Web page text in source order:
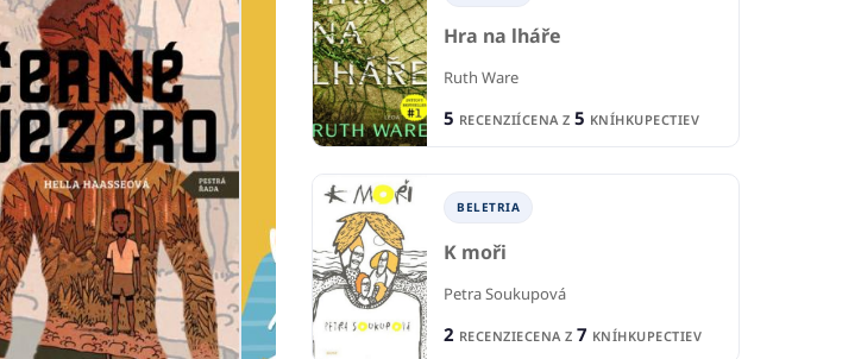
Hra na lháře
Ruth Ware
5 RECENZIÍCENA Z 5 KNÍHKUPECTIEV
BELETRIA
K moři
Petra Soukupová
2 RECENZIECENA Z 7 KNÍHKUPECTIEV